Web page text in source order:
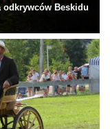
odkrywców Beskidu